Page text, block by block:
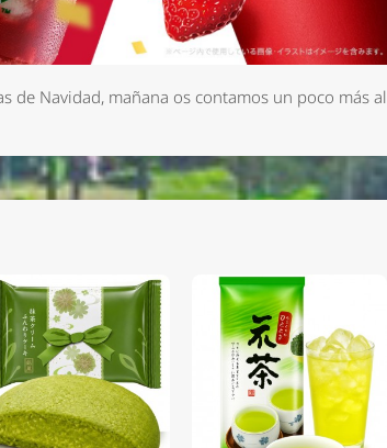
de Navidad, mañana os contamos un poco más al